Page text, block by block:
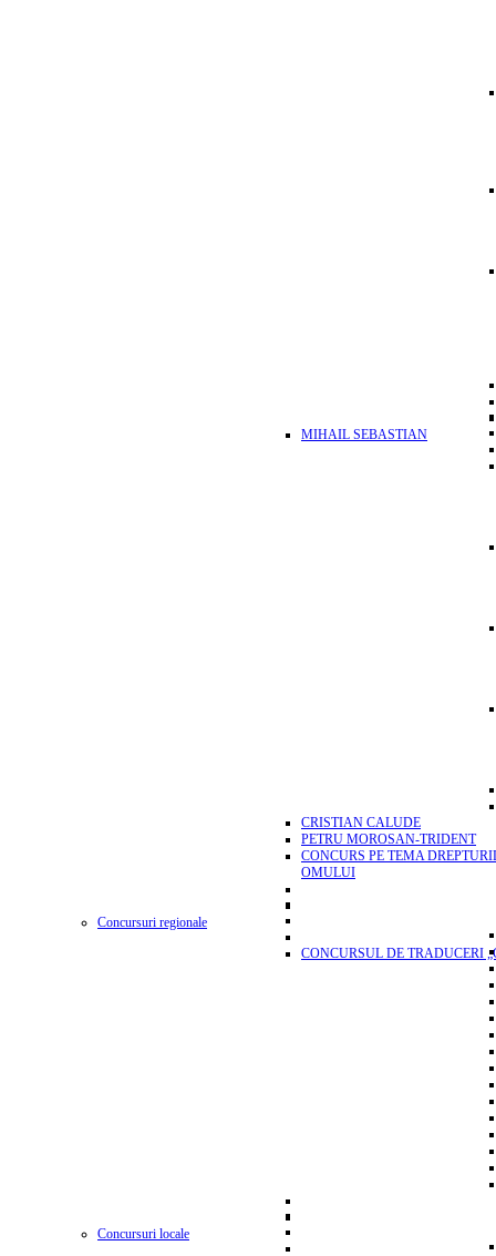
MIHAIL SEBASTIAN
CRISTIAN CALUDE
PETRU MOROSAN-TRIDENT
CONCURS PE TEMA
OMULUI
Concursuri regionale
CONCURSUL DE TRADUCERI
Concursuri locale